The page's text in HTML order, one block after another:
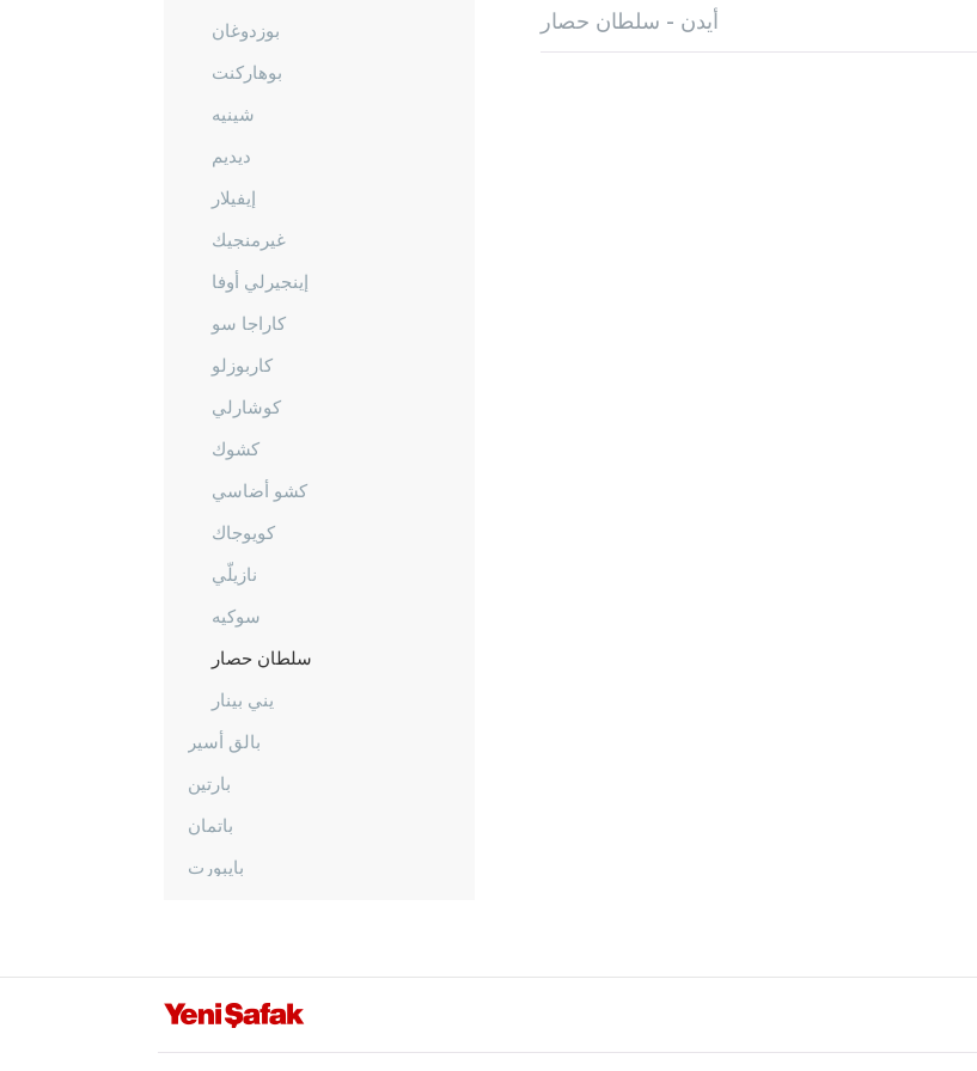
بوزدوغان
بوهاركنت
شينيه
ديديم
إيفيلار
غيرمنجيك
إينجيرلي أوفا
كاراجا سو
كاربوزلو
كوشارلي
كشوك
كشو أضاسي
كويوجاك
نازيلّي
سوكيه
سلطان حصار
يني بينار
بالق أسير
بارتين
باتمان
بايبورت
أيدن - سلطان حصار